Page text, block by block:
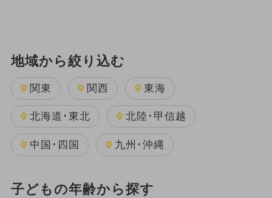
地域から絞り込む
関東 関西 東海
北海道･東北 北陸･甲信越
中国･四国 九州･沖縄
子どもの年齢から探す